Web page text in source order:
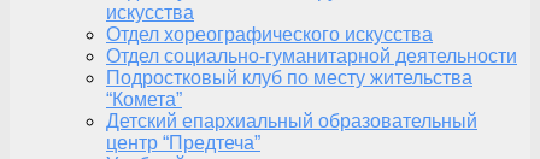
искусства
Отдел хореографического искусства
Отдел социально-гуманитарной деятельности
Подростковый клуб по месту жительства
“Комета”
Детский епархиальный образовательный
центр “Предтеча”